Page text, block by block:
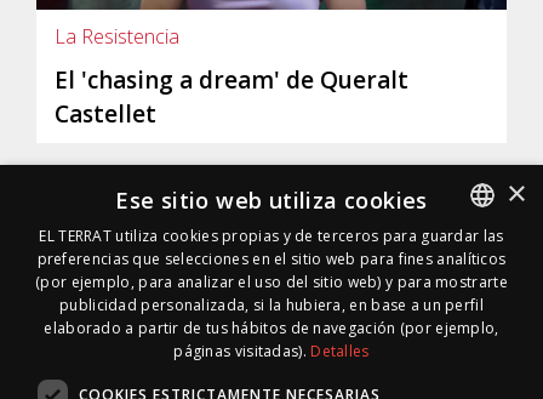
La Resistencia
El 'chasing a dream' de Queralt
Castellet
SPANISH
SPANISH
×
Ese sitio web utiliza cookies
EL TERRAT utiliza cookies propias y de terceros para guardar las
preferencias que selecciones en el sitio web para fines analíticos
(por ejemplo, para analizar el uso del sitio web) y para mostrarte
publicidad personalizada, si la hubiera, en base a un perfil
elaborado a partir de tus hábitos de navegación (por ejemplo,
páginas visitadas). Detalles
COOKIES ESTRICTAMENTE NECESARIAS